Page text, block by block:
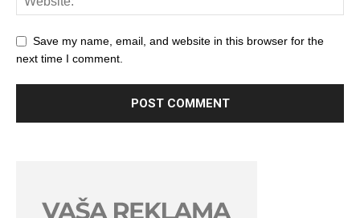
Save my name, email, and website in this browser for the
next time I comment.